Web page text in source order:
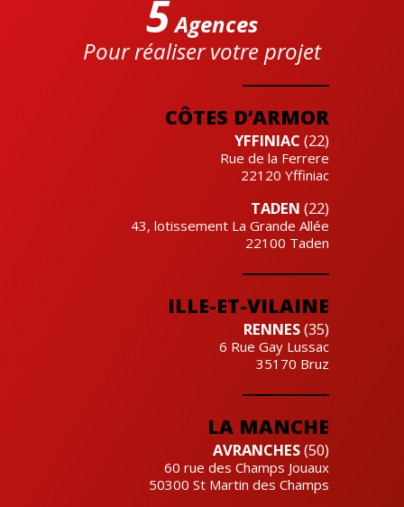
CÔTES D’ARMOR
YFFINIAC (22)
Rue de la Ferrere
22120 Yffiniac
TADEN (22)
43, lotissement La Grande Allée
22100 Taden
ILLE-ET-VILAINE
RENNES(35)
6 Rue Gay Lussac
35170 Bruz
LA MANCHE
AVRANCHES(50)
60 rue des Champs Jouaux
50300 St Martin des Champs
5Agences
Pour réaliser votre projet